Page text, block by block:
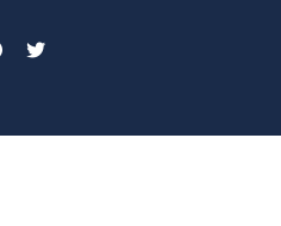
Facebook
Twitter